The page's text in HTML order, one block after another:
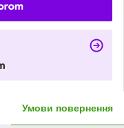
Умови повернення